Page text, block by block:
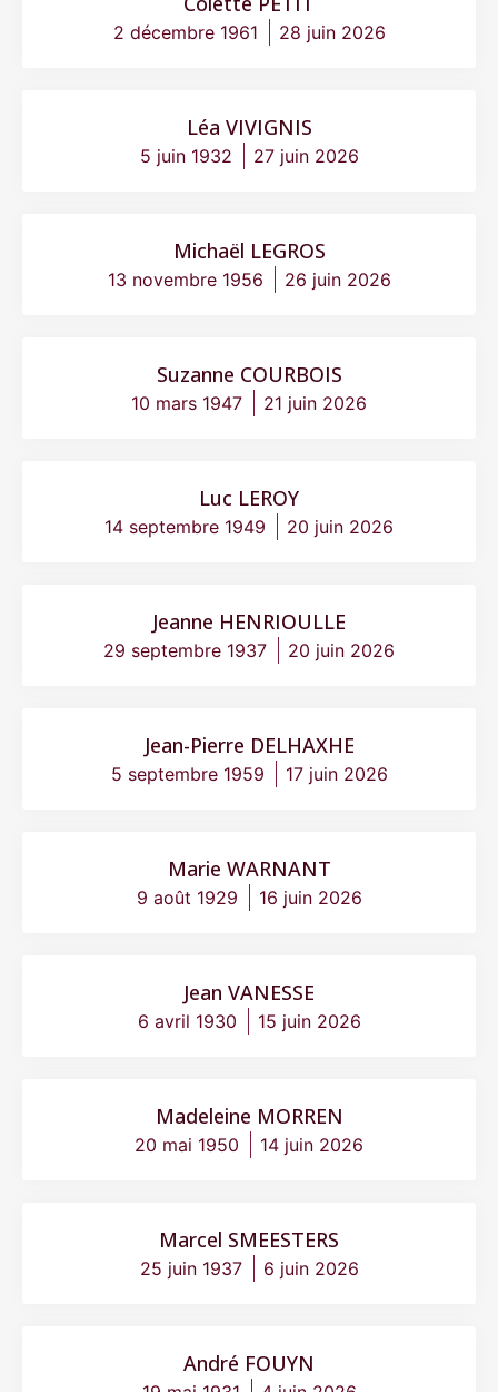
2 décembre 1961 28 juin 2026
Léa VIVIGNIS
5 juin 1932 27 juin 2026
Michaël LEGROS
13 novembre 1956 26 juin 2026
Suzanne COURBOIS
10 mars 1947 21 juin 2026
Luc LEROY
14 septembre 1949 20 juin 2026
Jeanne HENRIOULLE
29 septembre 1937 20 juin 2026
Jean-Pierre DELHAXHE
5 septembre 1959 17 juin 2026
Marie WARNANT
9 août 1929 16 juin 2026
Jean VANESSE
6 avril 1930 15 juin 2026
Madeleine MORREN
20 mai 1950 14 juin 2026
Marcel SMEESTERS
25 juin 1937 6 juin 2026
André FOUYN